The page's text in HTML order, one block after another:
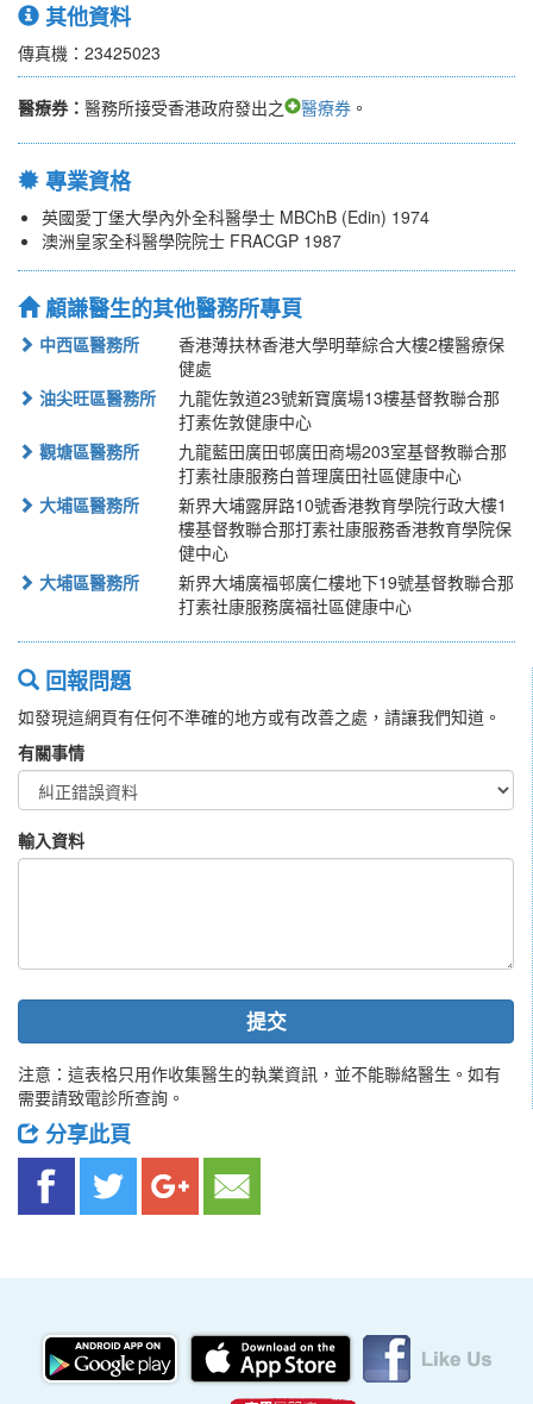
其他資料
傳真機：23425023
醫療券： 醫務所接受香港政府發出之 醫療券 。
專業資格
英國愛丁堡大學內外全科醫學士 MBChB (Edin) 1974
澳洲皇家全科醫學院院士 FRACGP 1987
顧謙醫生的其他醫務所專頁
中西區醫務所
香港薄扶林香港大學明華綜合大樓2樓醫療保
健處
油尖旺區醫務所
九龍佐敦道23號新寶廣場13樓基督教聯合那
打素佐敦健康中心
觀塘區醫務所
九龍藍田廣田邨廣田商場203室基督教聯合那
打素社康服務白普理廣田社區健康中心
大埔區醫務所
新界大埔露屏路10號香港教育學院行政大樓1
樓基督教聯合那打素社康服務香港教育學院保
健中心
大埔區醫務所
新界大埔廣福邨廣仁樓地下19號基督教聯合那
打素社康服務廣福社區健康中心
回報問題
如發現這網頁有任何不準確的地方或有改善之處，請讓我們知道。
有關事情
輸入資料
提交
注意：這表格只用作收集醫生的執業資訊，並不能聯絡醫生。如有
需要請致電診所查詢。
分享此頁